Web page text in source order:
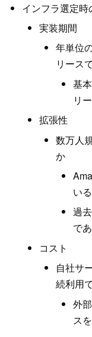
インフラ選定
実装期間
年単位
リース
基
リ
拡張性
数万人
か
い
過
で
コスト
自社サ
続利用
外
ス